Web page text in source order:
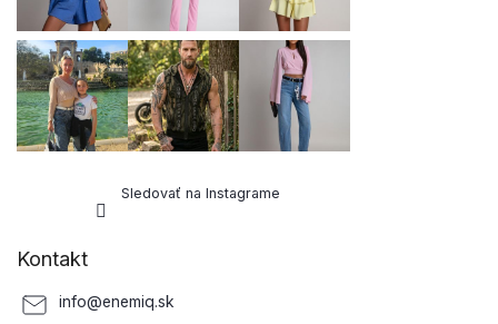
Sledovať na Instagrame
Kontakt
info@enemiq.sk